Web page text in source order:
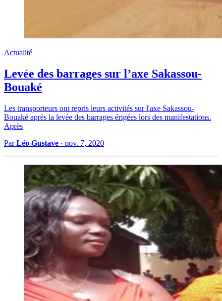
Actualité
Levée des barrages sur l’axe Sakassou-
Bouaké
Les transporteurs ont repris leurs activités sur l'axe Sakassou-
Bouaké après la levée des barrages érigées lors des manifestations.
Après
ParLéo Gustave · nov. 7, 2020